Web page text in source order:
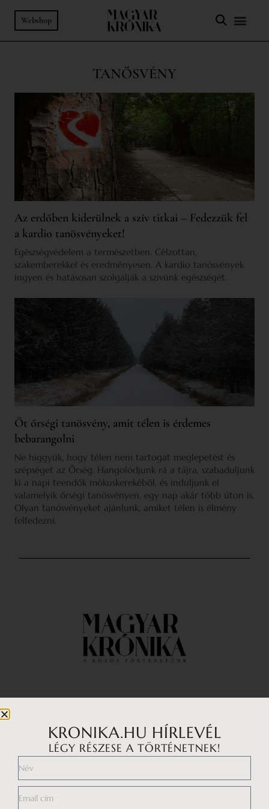
Webshop
TANÖSVÉNY
Az erdőben kiderülnek a szív titkai – Fedezzük fel
a kardio tanösvényeket!
Egészségvédelem a természetben. Célzottan,
szakemberekkel és eredményesen. A kardio tanösvények
ingyen és hatásosan szolgálják a szívünk egészségét.
Öt őrségi tanösvény, amit télen is érdemes
bebarangolni
Ne higgyük, hogy télen nem tartogat meglepetést és
szépséget az Őrség. Hangolódjunk rá a tájra, szabaduljunk
ki a napi teendők mókuskerekéből, és induljunk el
valamelyik őrségi tanösvényen, egy nap akár több úton is.
Olyan tanösvényeket ajánlunk, amiket télen is élmény
felfedezni.
Médiaajánlat
Adatkezelési tájékoztató
KRONIKA.HU HÍRLEVÉL
LÉGY RÉSZESE A TÖRTÉNETNEK!